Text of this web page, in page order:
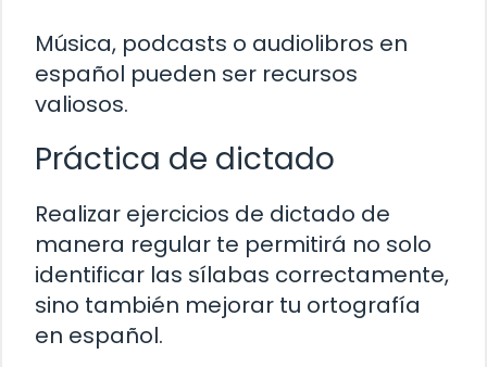
Música, podcasts o audiolibros en
español pueden ser recursos
valiosos.
Práctica de dictado
Realizar ejercicios de dictado de
manera regular te permitirá no solo
identificar las sílabas correctamente,
sino también mejorar tu ortografía
en español.